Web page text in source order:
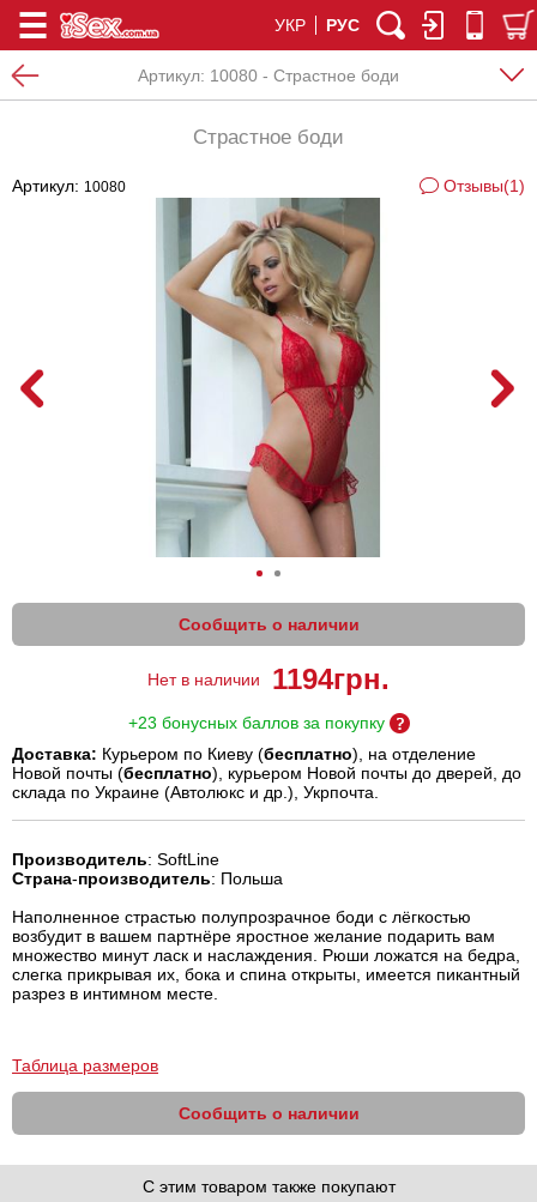
УКР РУС
Артикул: 10080 - Страстное боди
Страстное боди
Артикул: 10080 Отзывы(1)
Сообщить о наличии
Нет в наличии 1194грн.
+23 бонусных баллов за покупку
Доставка: Курьером по Киеву (бесплатно), на отделение
Новой почты (бесплатно), курьером Новой почты до дверей, до
склада по Украине (Автолюкс и др.), Укрпочта.
Производитель: SoftLine
Страна-производитель: Польша
Наполненное страстью полупрозрачное боди с лёгкостью
возбудит в вашем партнёре яростное желание подарить вам
множество минут ласк и наслаждения. Рюши ложатся на бедра,
слегка прикрывая их, бока и спина открыты, имеется пикантный
разрез в интимном месте.
Таблица размеров
Сообщить о наличии
С этим товаром также покупают